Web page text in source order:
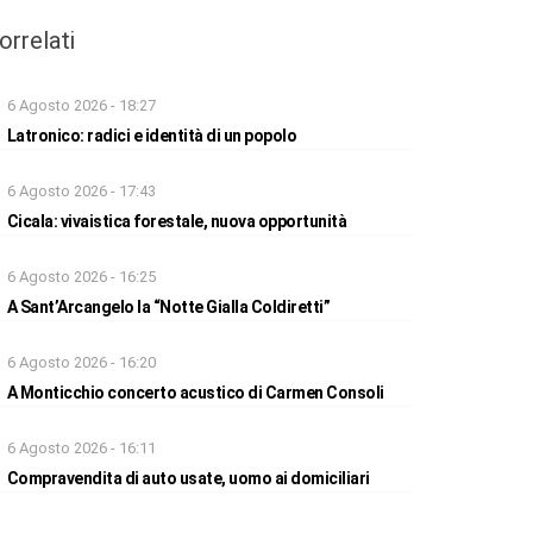
6 Agosto 2026 - 18:27
Latronico: radici e identità di un popolo
6 Agosto 2026 - 17:43
Cicala: vivaistica forestale, nuova opportunità
6 Agosto 2026 - 16:25
A Sant’Arcangelo la “Notte Gialla Coldiretti”
6 Agosto 2026 - 16:20
A Monticchio concerto acustico di Carmen Consoli
6 Agosto 2026 - 16:11
Compravendita di auto usate, uomo ai domiciliari